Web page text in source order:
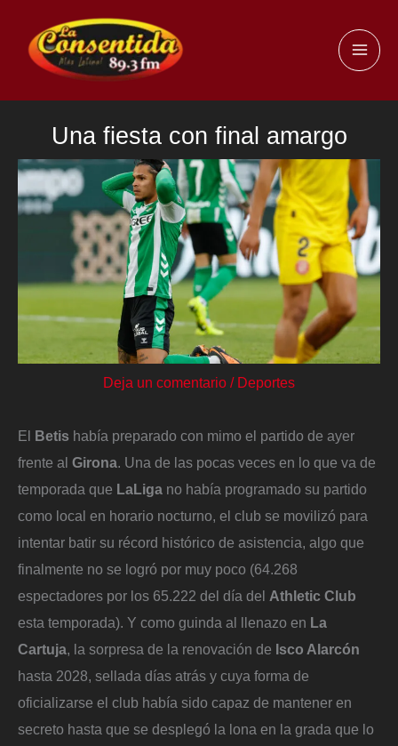
contenido
Una fiesta con final amargo
Deja un comentario / Deportes
El Betis había preparado con mimo el partido de ayer
frente al Girona. Una de las pocas veces en lo que va de
temporada que LaLiga no había programado su partido
como local en horario nocturno, el club se movilizó para
intentar batir su récord histórico de asistencia, algo que
finalmente no se logró por muy poco (64.268
espectadores por los 65.222 del día del Athletic Club
esta temporada). Y como guinda al llenazo en La
Cartuja, la sorpresa de la renovación de Isco Alarcón
hasta 2028, sellada días atrás y cuya forma de
oficializarse el club había sido capaz de mantener en
secreto hasta que se desplegó la lona en la grada que lo